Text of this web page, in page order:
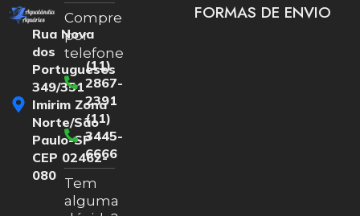
Rua Nova
dos
Portugueses
349/351
Imirim Zona
Norte/São
Paulo-SP
CEP 02462-
080
Compre
por
telefone
(11)
2867-
2391
(11)
3445-
6666
Tem
alguma
FORMAS DE ENVIO